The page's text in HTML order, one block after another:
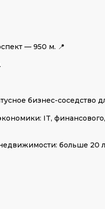
— 950 м. 📍
бизнес-соседство
IT,
больше 20